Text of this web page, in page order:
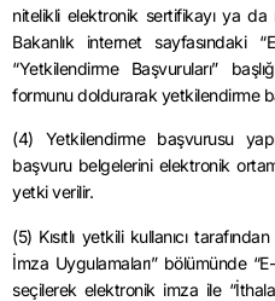
nitelikli elektronik sertifikayı ya
Bakanlık internet sayfasındaki
“Yetkilendirme Başvuruları”
formunu doldurarak yetkilendirme
(4) Yetkilendirme başvurusu
başvuru belgelerini elektronik
yetki verilir.
(5) Kısıtlı yetkili kullanıcı
İmza Uygulamaları” bölümünde
seçilerek elektronik imza ile